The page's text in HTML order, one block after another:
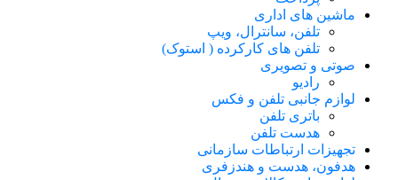
ماشین های اداری
تلفن، سانترال، ویپ
تلفن های کارکرده ( استوک)
صوتی و تصویری
رادیو
لوازم جانبی تلفن و فکس
باتری تلفن
هدست تلفن
تجهیزات ارتباطات سازمانی
هدفون، هدست و هندزفری